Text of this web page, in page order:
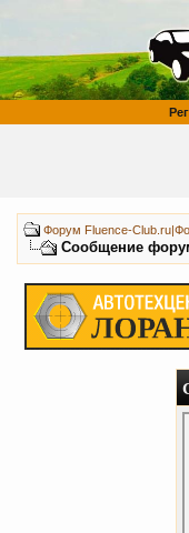
Форум Fluence-
Сообщение